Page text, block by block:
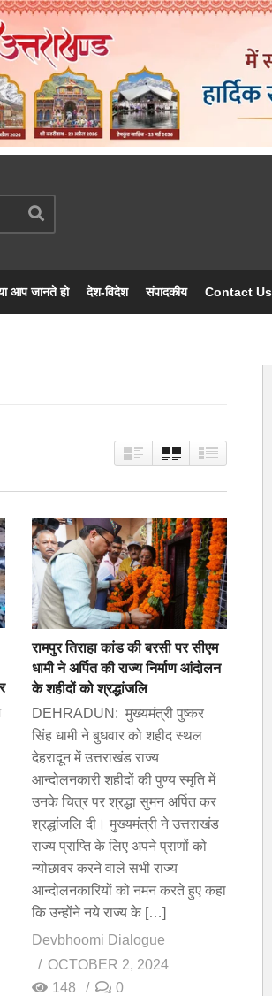
आप जानते हो देश-विदेश संपादकीय Contact Us
रामपुर तिराहा कांड की बरसी पर सीएम
धामी ने अर्पित की राज्य निर्माण आंदोलन
के शहीदों को श्रद्धांजलि
DEHRADUN: मुख्यमंत्री पुष्कर
सिंह धामी ने बुधवार को शहीद स्थल
देहरादून में उत्तराखंड राज्य
आन्दोलनकारी शहीदों की पुण्य स्मृति में
उनके चित्र पर श्रद्धा सुमन अर्पित कर
श्रद्धांजलि दी। मुख्यमंत्री ने उत्तराखंड
राज्य प्राप्ति के लिए अपने प्राणों को
न्योछावर करने वाले सभी राज्य
आन्दोलनकारियों को नमन करते हुए कहा
कि उन्होंने नये राज्य के […]
Devbhoomi Dialogue
OCTOBER 2, 2024
148
0